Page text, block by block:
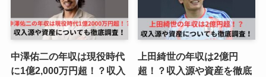
中澤佑二の年収は現役時代
に1億2,000万円超！？収入
上田綺世の年収は2億円
超！？収入源や資産を徹底